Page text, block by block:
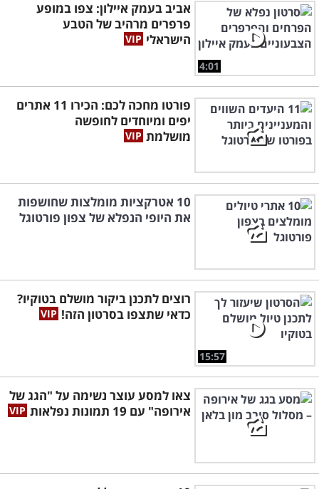
4:01
אביב בעמק איילון: צפו במופע
פרפרים מרהיב של הטבע
הישראלי
פורטו מחכה לכם: הכירו 11 אתרים
יפים ומיוחדים לחופשה
מושלמת
10 אטרקציות מומלצות שחושפות
את היופי הנפלא של צפון פורטוגל
15:57
רוצים לתכנן ביקור מושלם בטוקיו?
כדאי שתצפו בסרטון הזה!
צאו למסע עוצר נשימה על "הגג של
אירופה" עם 19 תמונות נפלאות